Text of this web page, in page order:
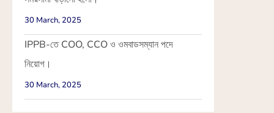
30 March, 2025
IPPB-তে COO, CCO ও ওমবাডসম্যান পদে
নিয়োগ।
30 March, 2025